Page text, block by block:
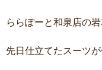
ららぽーと和泉店の岩
先日仕立てたスーツ